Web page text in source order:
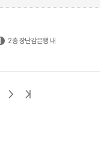
2층 장난감은행 내
다 마